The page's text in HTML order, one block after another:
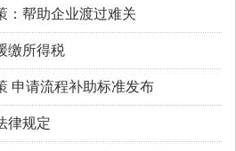
：帮助企业渡过难关
缴所得税
申请流程补助标准发布
律规定